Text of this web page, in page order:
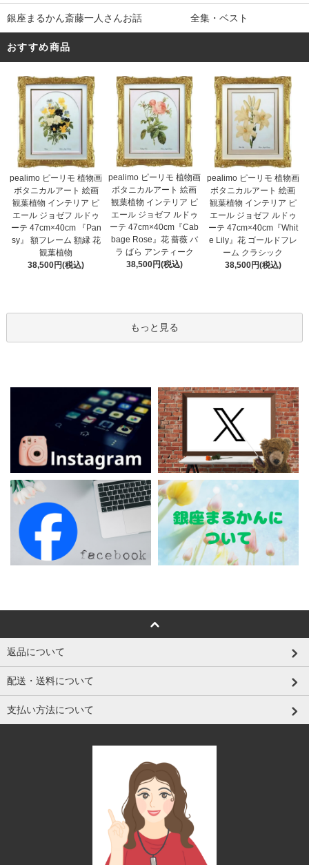
銀座まるかん斎藤一人さんお話 全集・ベスト
おすすめ商品
pealimo ピーリモ 植物画
ボタニカルアート 絵画
観葉植物 インテリア ピ
エール ジョゼフ ルドゥ
ーテ 47cm×40cm 『Pan
sy』 額フレーム 額縁 花
観葉植物
38,500円(税込)
pealimo ピーリモ 植物画
ボタニカルアート 絵画
観葉植物 インテリア ピ
エール ジョゼフ ルドゥ
ーテ 47cm×40cm『Cab
bage Rose』花 薔薇 バ
ラ ばら アンティーク
38,500円(税込)
pealimo ピーリモ 植物画
ボタニカルアート 絵画
観葉植物 インテリア ピ
エール ジョゼフ ルドゥ
ーテ 47cm×40cm『Whit
e Lily』花 ゴールドフレ
ーム クラシック
38,500円(税込)
もっと見る
返品について
配送・送料について
支払い方法について